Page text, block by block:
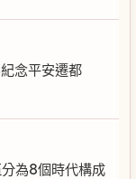
念平安遷都
為8個時代構成